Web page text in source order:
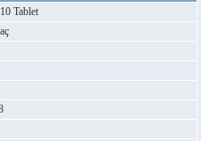
Tablet